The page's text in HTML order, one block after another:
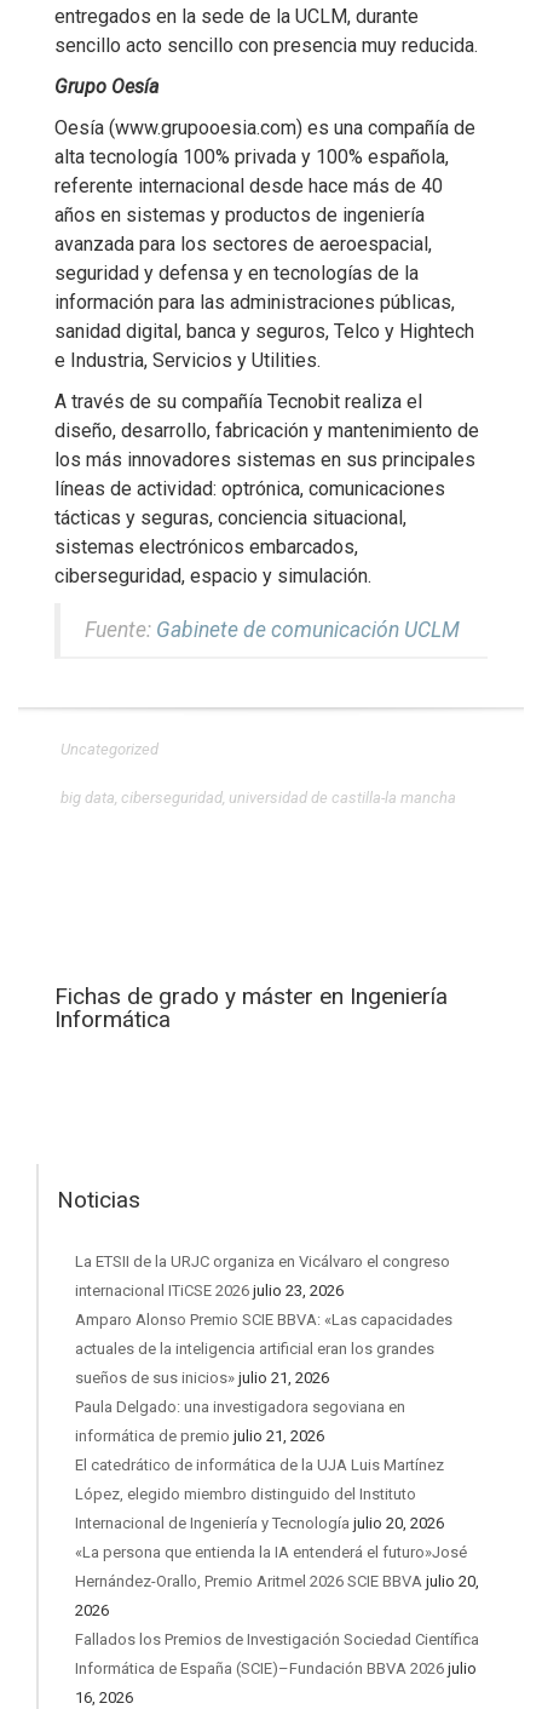
entregados en la sede de la UCLM, durante
sencillo acto sencillo con presencia muy reducida.
Grupo Oesía
Oesía (www.grupooesia.com) es una compañía de
alta tecnología 100% privada y 100% española,
referente internacional desde hace más de 40
años en sistemas y productos de ingeniería
avanzada para los sectores de aeroespacial,
seguridad y defensa y en tecnologías de la
información para las administraciones públicas,
sanidad digital, banca y seguros, Telco y Hightech
e Industria, Servicios y Utilities.
A través de su compañía Tecnobit realiza el
diseño, desarrollo, fabricación y mantenimiento de
los más innovadores sistemas en sus principales
líneas de actividad: optrónica, comunicaciones
tácticas y seguras, conciencia situacional,
sistemas electrónicos embarcados,
ciberseguridad, espacio y simulación.
Fuente: Gabinete de comunicación UCLM
Uncategorized
big data, ciberseguridad, universidad de castilla-la mancha
Fichas de grado y máster en Ingeniería
Informática
Noticias
La ETSII de la URJC organiza en Vicálvaro el congreso
internacional ITiCSE 2026 julio 23, 2026
Amparo Alonso Premio SCIE BBVA: «Las capacidades
actuales de la inteligencia artificial eran los grandes
sueños de sus inicios» julio 21, 2026
Paula Delgado: una investigadora segoviana en
informática de premio julio 21, 2026
El catedrático de informática de la UJA Luis Martínez
López, elegido miembro distinguido del Instituto
Internacional de Ingeniería y Tecnología julio 20, 2026
«La persona que entienda la IA entenderá el futuro»José
Hernández-Orallo, Premio Aritmel 2026 SCIE BBVA julio 20,
2026
Fallados los Premios de Investigación Sociedad Científica
Informática de España (SCIE)–Fundación BBVA 2026 julio
16, 2026